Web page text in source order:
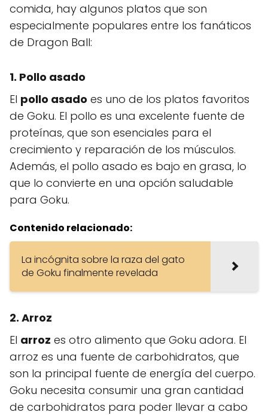
comida, hay algunos platos que son
especialmente populares entre los fanáticos
de Dragon Ball:
1. Pollo asado
El pollo asado es uno de los platos favoritos
de Goku. El pollo es una excelente fuente de
proteínas, que son esenciales para el
crecimiento y reparación de los músculos.
Además, el pollo asado es bajo en grasa, lo
que lo convierte en una opción saludable
para Goku.
Contenido relacionado:
La incógnita sobre la raza del gato
de Goku finalmente revelada
2. Arroz
El arroz es otro alimento que Goku adora. El
arroz es una fuente de carbohidratos, que
son la principal fuente de energía del cuerpo.
Goku necesita consumir una gran cantidad
de carbohidratos para poder llevar a cabo